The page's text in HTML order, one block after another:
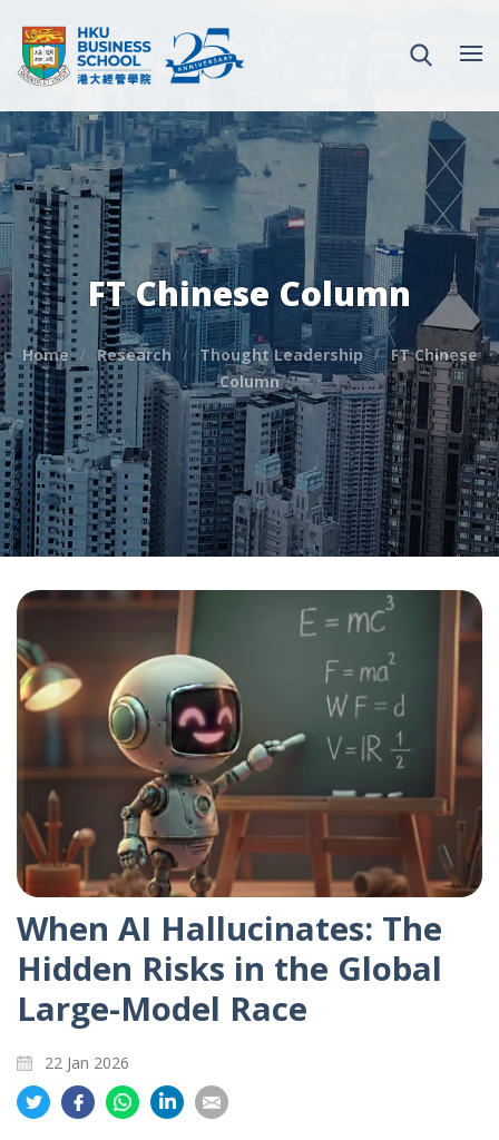
FT Chinese Column
Home Research Thought Leadership
FT Chinese
Column
When AI Hallucinates: The
Hidden Risks in the Global
Large-Model Race
22 Jan 2026
Share
on
Share
on
Share
on
on
on